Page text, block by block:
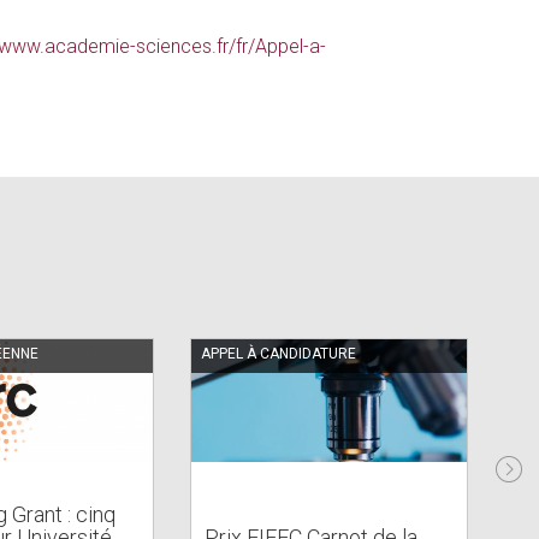
sciences.fr/fr/Appel-a-
Grant : cinq
APPEL À CANDIDATURE